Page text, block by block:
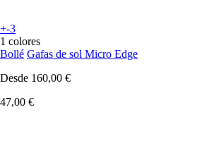
+-3
1 colores
Bollé Gafas de sol Micro Edge
Desde 160,00 €
47,00 €